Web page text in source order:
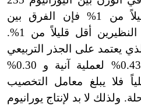
واليورانيوم 238 أكبر قليلاً من 1% فإن الفرق بين
المركّبين الغازيين لهذين النظيرين أقل قليلاً من 1%.
يعتمد على الجذر التربيعي
للفرق السابق ـ نظرياً 0.43% لعملية آنية و 0.30%
فلا يبلغ معامل التخصيب
مرحلة. ولذلك لا بد لإنتاج يورانيوم